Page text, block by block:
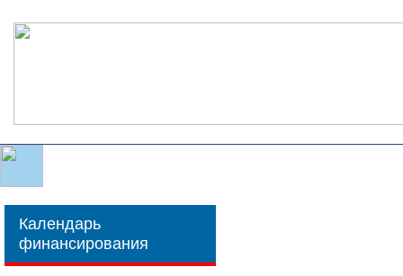
Календарь
финансирования